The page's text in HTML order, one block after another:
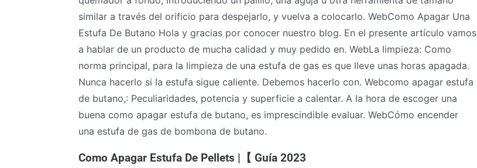
similar a través del orificio para despejarlo, y vuelva a colocarlo. WebComo Apagar Una
Estufa De Butano Hola y gracias por conocer nuestro blog. En el presente artículo vamos
a hablar de un producto de mucha calidad y muy pedido en. WebLa limpieza: Como
norma principal, para la limpieza de una estufa de gas es que lleve unas horas apagada.
Nunca hacerlo si la estufa sigue caliente. Debemos hacerlo con. Webcomo apagar estufa
de butano,: Peculiaridades, potencia y superficie a calentar. A la hora de escoger una
buena como apagar estufa de butano, es imprescindible evaluar. WebCómo encender
una estufa de gas de bombona de butano.
Como Apagar Estufa De Pellets |【 Guía 2023